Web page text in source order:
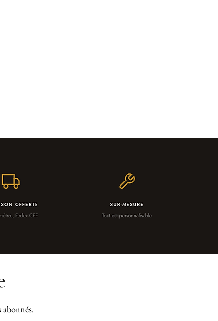
abonnés.